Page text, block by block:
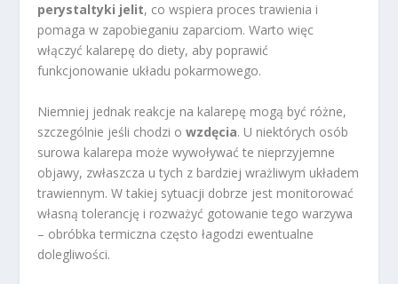
perystaltyki jelit, co wspiera proces trawienia i
pomaga w zapobieganiu zaparciom. Warto więc
włączyć kalarepę do diety, aby poprawić
funkcjonowanie układu pokarmowego.
Niemniej jednak reakcje na kalarepę mogą być różne,
szczególnie jeśli chodzi owzdęcia. U niektórych osób
surowa kalarepa może wywoływać te nieprzyjemne
objawy, zwłaszcza u tych z bardziej wrażliwym układem
trawiennym. W takiej sytuacji dobrze jest monitorować
własną tolerancję i rozważyć gotowanie tego warzywa
– obróbka termiczna często łagodzi ewentualne
dolegliwości.